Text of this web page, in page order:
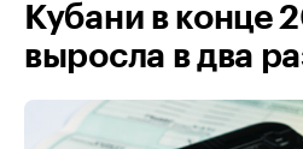
Кубани в конце
выросла в два